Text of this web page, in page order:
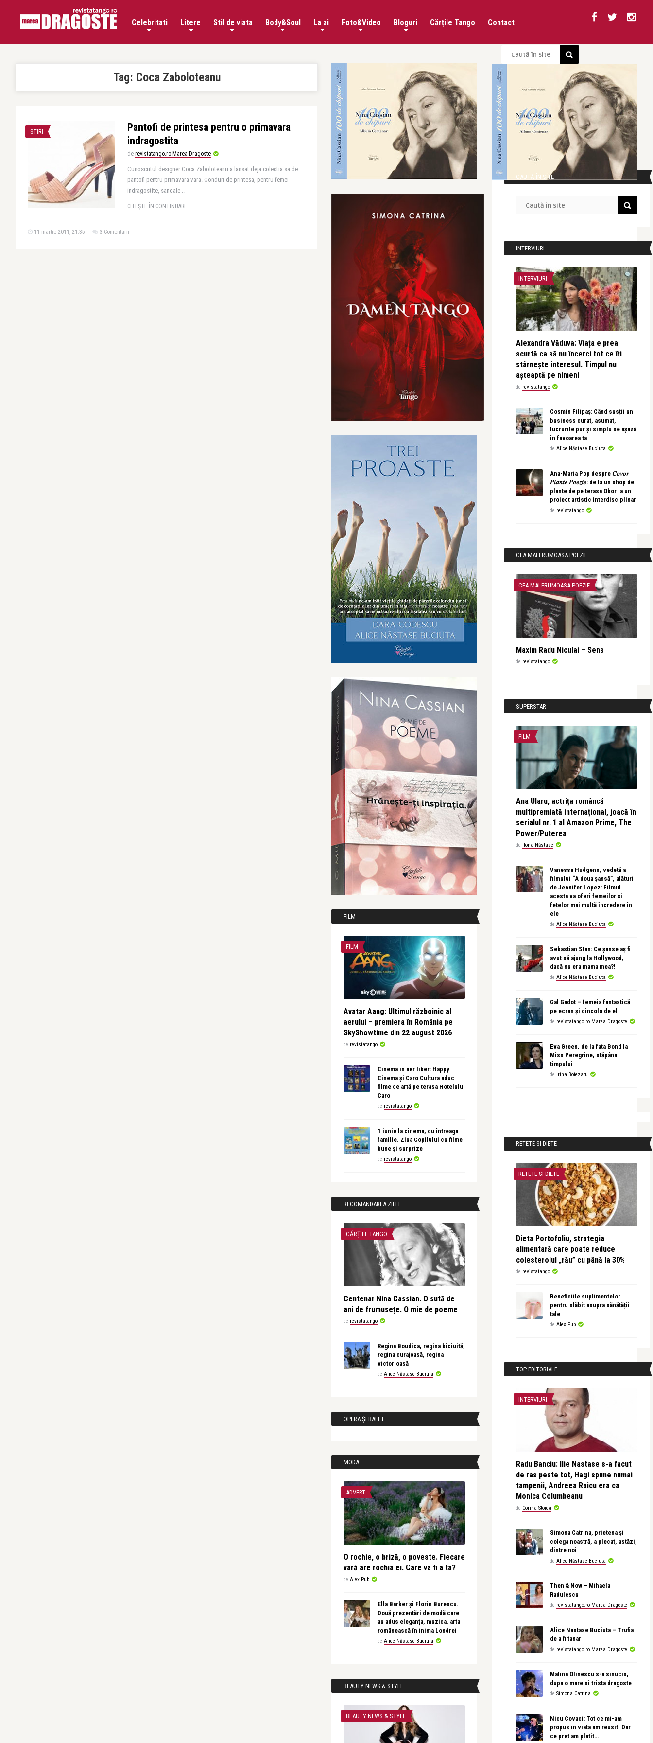
Celebritati Litere Stil de viata Body&Soul La zi Foto&Video Bloguri Cărțile Tango Contact
Tag: Coca Zaboloteanu
STIRI
Pantofi de printesa pentru o primavara
indragostita
de revistatango.ro Marea Dragoste
Cunoscutul designer Coca Zaboloteanu a lansat deja colectia sa de
pantofi pentru primavara-vara. Conduri de printesa, pentru femei
indragostite, sandale ..
CITEȘTE ÎN CONTINUARE
11 martie 2011, 21:35 3 Comentarii
FILM
FILM
Avatar Aang: Ultimul războinic al
aerului – premiera în România pe
SkyShowtime din 22 august 2026
de revistatango
Cinema în aer liber: Happy
Cinema și Caro Cultura aduc
filme de artă pe terasa Hotelului
Caro
de revistatango
1 iunie la cinema, cu întreaga
familie. Ziua Copilului cu filme
bune și surprize
de revistatango
RECOMANDAREA ZILEI
CĂRȚILE TANGO
Centenar Nina Cassian. O sută de
ani de frumusețe. O mie de poeme
de revistatango
Regina Boudica, regina biciuită,
regina curajoasă, regina
victorioasă
de Alice Năstase Buciuta
OPERA ȘI BALET
MODA
ADVERT
O rochie, o briză, o poveste. Fiecare
vară are rochia ei. Care va fi a ta?
de Alex Pub
Ella Barker și Florin Burescu.
Două prezentări de modă care
au adus eleganța, muzica, arta
românească în inima Londrei
de Alice Năstase Buciuta
BEAUTY NEWS & STYLE
BEAUTY NEWS & STYLE
CAUTĂ ÎN SITE
INTERVIURI
INTERVIURI
Alexandra Văduva: Viața e prea
scurtă ca să nu încerci tot ce îți
stârnește interesul. Timpul nu
așteaptă pe nimeni
de revistatango
Cosmin Filipaș: Când susții un
business curat, asumat,
lucrurile pur și simplu se așază
în favoarea ta
de Alice Năstase Buciuta
Ana-Maria Pop despre 𝐶𝑜𝑣𝑜𝑟
𝑃𝑙𝑎𝑛𝑡𝑒 𝑃𝑜𝑒𝑧𝑖𝑒: de la un shop de
plante de pe terasa Obor la un
proiect artistic interdisciplinar
de revistatango
CEA MAI FRUMOASA POEZIE
CEA MAI FRUMOASA POEZIE
Maxim Radu Niculai – Sens
de revistatango
SUPERSTAR
FILM
Ana Ularu, actrița româncă
multipremiată internațional, joacă în
serialul nr. 1 al Amazon Prime, The
Power/Puterea
de Ilona Năstase
Vanessa Hudgens, vedetă a
filmului “A doua șansă”, alături
de Jennifer Lopez: Filmul
acesta va oferi femeilor și
fetelor mai multă încredere în
ele
de Alice Năstase Buciuta
Sebastian Stan: Ce șanse aș fi
avut să ajung la Hollywood,
dacă nu era mama mea?!
de Alice Năstase Buciuta
Gal Gadot – femeia fantastică
pe ecran și dincolo de el
de revistatango.ro Marea Dragoste
Eva Green, de la fata Bond la
Miss Peregrine, stăpâna
timpului
de Irina Botezatu
RETETE SI DIETE
RETETE SI DIETE
Dieta Portofoliu, strategia
alimentară care poate reduce
colesterolul „rău” cu până la 30%
de revistatango
Beneficiile suplimentelor
pentru slăbit asupra sănătății
tale
de Alex Pub
TOP EDITORIALE
INTERVIURI
Radu Banciu: Ilie Nastase s-a facut
de ras peste tot, Hagi spune numai
tampenii, Andreea Raicu era ca
Monica Columbeanu
de Corina Stoica
Simona Catrina, prietena și
colega noastră, a plecat, astăzi,
dintre noi
de Alice Năstase Buciuta
Then & Now – Mihaela
Radulescu
de revistatango.ro Marea Dragoste
Alice Nastase Buciuta – Trufia
de a fi tanar
de revistatango.ro Marea Dragoste
Malina Olinescu s-a sinucis,
dupa o mare si trista dragoste
de Simona Catrina
Nicu Covaci: Tot ce mi-am
propus in viata am reusit! Dar
ce pret am platit…